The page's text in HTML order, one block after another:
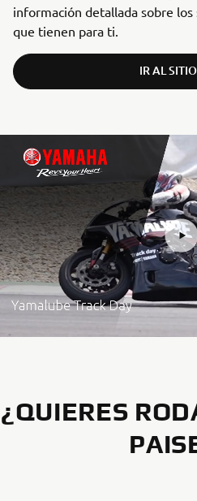
información detallada sobre
que tienen para ti.
IR AL
¿QUIERES